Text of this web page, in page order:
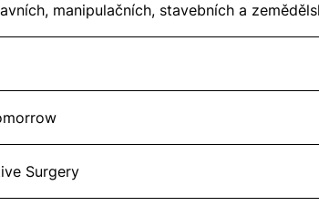
manipulačních, stavebních a
Surgery